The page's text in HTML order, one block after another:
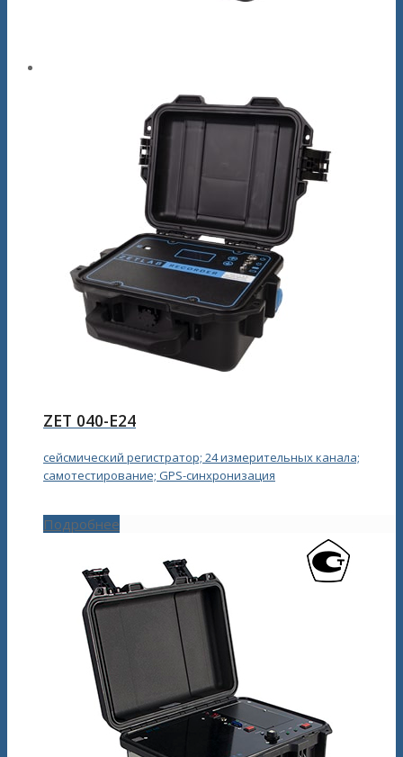
ZET 040-E24
сейсмический регистратор; 24 измерительных канала;
самотестирование; GPS-синхронизация
Подробнее